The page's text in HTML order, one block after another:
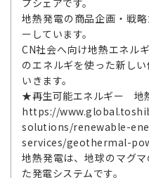
プシェアです。
地熱発電の商品企画・戦
ーしています。
CN社会へ向け地熱エネル
のエネルギを使った新し
いきます。
★再生可能エネルギー 地
https://
solutions/renewable-
services/geothermal-
地熱発電は、地球のマグ
た発電システムです。